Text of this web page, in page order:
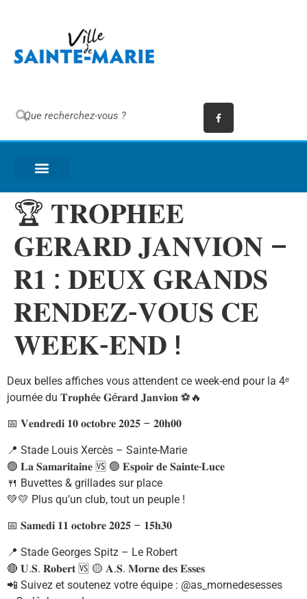
🏆 𝐓𝐑𝐎𝐏𝐇𝐄𝐄
𝐆𝐄𝐑𝐀𝐑𝐃 𝐉𝐀𝐍𝐕𝐈𝐎𝐍 –
𝐑𝟏 : 𝐃𝐄𝐔𝐗 𝐆𝐑𝐀𝐍𝐃𝐒
𝐑𝐄𝐍𝐃𝐄𝐙-𝐕𝐎𝐔𝐒 𝐂𝐄
𝐖𝐄𝐄𝐊-𝐄𝐍𝐃 !
Deux belles affiches vous attendent ce week-end pour la 4ᵉ
journée du 𝐓𝐫𝐨𝐩𝐡é𝐞 𝐆é𝐫𝐚𝐫𝐝 𝐉𝐚𝐧𝐯𝐢𝐨𝐧 ⚽🔥
📅 𝐕𝐞𝐧𝐝𝐫𝐞𝐝𝐢 𝟏𝟎 𝐨𝐜𝐭𝐨𝐛𝐫𝐞 𝟐𝟎𝟐𝟓 – 𝟐𝟎𝐡𝟎𝟎
📍 Stade Louis Xercès – Sainte-Marie
🟢 𝐋𝐚 𝐒𝐚𝐦𝐚𝐫𝐢𝐭𝐚𝐢𝐧𝐞 🆚 🟢 𝐄𝐬𝐩𝐨𝐢𝐫 𝐝𝐞 𝐒𝐚𝐢𝐧𝐭𝐞-𝐋𝐮𝐜𝐞
🍴 Buvettes & grillades sur place
💚💛 Plus qu’un club, tout un peuple !
📅 𝐒𝐚𝐦𝐞𝐝𝐢 𝟏𝟏 𝐨𝐜𝐭𝐨𝐛𝐫𝐞 𝟐𝟎𝟐𝟓 – 𝟏𝟓𝐡𝟑𝟎
📍 Stade Georges Spitz – Le Robert
🔴 𝐔.𝐒. 𝐑𝐨𝐛𝐞𝐫𝐭 🆚 🟡 𝐀.𝐒. 𝐌𝐨𝐫𝐧𝐞 𝐝𝐞𝐬 𝐄𝐬𝐬𝐞𝐬
📲 Suivez et soutenez votre équipe : @as_mornedesesses